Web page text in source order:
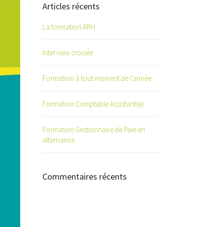
Articles récents
La formation ARH
Interview croisée
Formation à tout moment de l’année
Formation Comptable Assistant(e)
Formation Gestionnaire de Paie en
alternance
Commentaires récents